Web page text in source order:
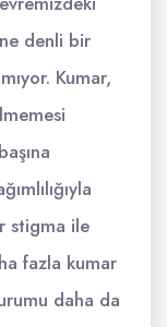
ne denli bir
Kumar,
stigma ile
fazla kumar
daha da